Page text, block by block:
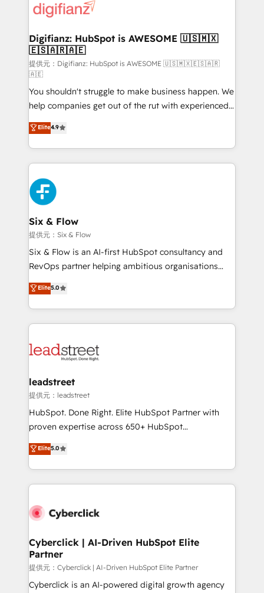
more people - Get the most out of your HubSpot
investment
supercharge revenue operations Key services: • CRM
Transformation / Web Development • RevOps &
Sales Consulting • Marketing Automation What
makes us different? 🚀 Top 0.5% of global HubSpot
agencies ⚙️ The strongest technical ability and
integration capabilities 💼 Consultative, long-term
partners who will embed ourselves into your
business, processes and systems 🏢 We specialise in
working with mid-market and enterprise
organisations, global organisations and those with
complex use cases 🏆 CRM Implementation,
Platform Enablement, Custom Integration and
Onboarding Accredited 🔐 ISO27001 & ISO9001
Certified
Digifianz: HubSpot is AWESOME 🇺🇸🇲🇽
🇪🇸🇦🇷🇦🇪
提供元：Digifianz: HubSpot is AWESOME 🇺🇸🇲🇽🇪🇸🇦🇷
🇦🇪
You shouldn't struggle to make business happen. We
help companies get out of the rut with experienced,
process-oriented teams implementing HubSpot
Marketing, Sales, Service, CMS and Operations Hub,
so selling and actually engaging with your customers
feels easy and pain-free. We are a top ranked
HubSpot Elite Partner, winner of Rookie of the Year
and Customer First Awards, 4.9/5 rating in HubSpot
Reviews and 4.9/5 rating in Clutch Reviews. Digifianz
helps the following industries: logistics & 3PL, home
improvement & construction, branding and
commercialization, real estate, health, education,
SaaS, Software Dev & IT and consulting, make the
the United States, EU, UAE, Mexico and Latin
America. From casual user to super fan: make
Elite4.9
Six & Flow
提供元：Six & Flow
Six & Flow is an AI-first HubSpot consultancy and
RevOps partner helping ambitious organisations
grow with clarity, confidence, and intelligence.
Operating across the UK, Netherlands, Ireland, and
Canada, we’ve delivered thousands of successful
HubSpot projects for mid-market and enterprise
combine HubSpot, data, and AI to design connected
and technology for predictable, scalable revenue
growth. Our expertise spans RevOps, CRM and data
architecture, AI enablement, and strategic marketing,
delivered through our proprietary FLAIR framework
Partner and ISO 27001:2022 certified consultancy,
we blend strategy, creativity, and technology to help
Elite5.0
leadstreet
提供元：leadstreet
HubSpot. Done Right. Elite HubSpot Partner with
proven expertise across 650+ HubSpot
implementations. With 12+ years of HubSpot
experience, we help you use the HubSpot platform
to its fullest capacity, improve your current HubSpot
website, or build your new one.
Elite5.0
Cyberclick | AI-Driven HubSpot Elite
Partner
提供元：Cyberclick | AI-Driven HubSpot Elite Partner
Cyberclick is an AI-powered digital growth agency